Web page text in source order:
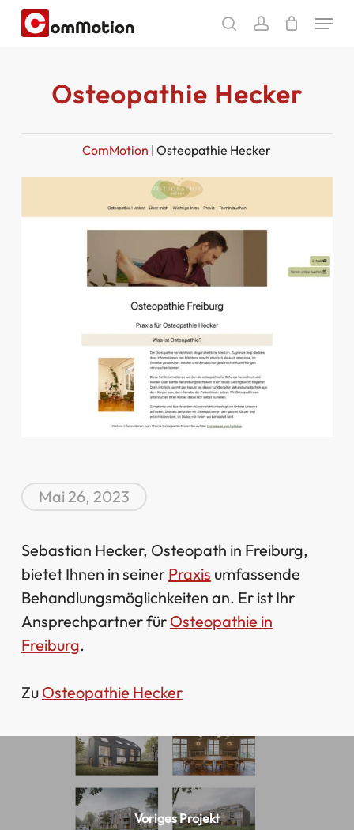
Skip
searchaccount
Menu
Osteopathie Hecker
ComMotion |Osteopathie Hecker
Mai 26, 2023
Sebastian Hecker, Osteopath in Freiburg,
bietet Ihnen in seiner Praxis umfassende
Behandlungsmöglichkeiten an. Er ist Ihr
Ansprechpartner für Osteopathie in
Freiburg.
Zu Osteopathie Hecker
Voriges Projekt